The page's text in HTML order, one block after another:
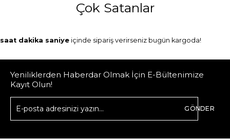
Çok Satanlar
saat dakika saniye içinde sipariş verirseniz bugün kargoda!
Yeniliklerden Haberdar Olmak İçin E-Bültenimize
Kayıt Olun!
GÖNDER